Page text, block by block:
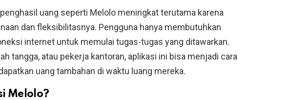
uang seperti Melolo meningkat terutama karena
dan fleksibilitasnya. Pengguna hanya membutuhkan
internet untuk memulai tugas-tugas yang ditawarkan.
tangga, atau pekerja kantoran, aplikasi ini bisa menjadi cara
uang tambahan di waktu luang mereka.
Melolo?